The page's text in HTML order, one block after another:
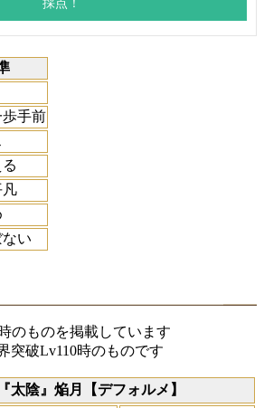
手前
凡
い
のものを掲載しています
突破Lv110時のものです
太陰』焔月【デフォルメ】